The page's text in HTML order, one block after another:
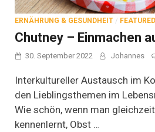
ERNÄHRUNG & GESUNDHEIT / FEATURED
Chutney – Einmachen
30. September 2022 Johannes
Interkultureller Austausch im
den Lieblingsthemen im
Wie schön, wenn man
kennenlernt, Obst …